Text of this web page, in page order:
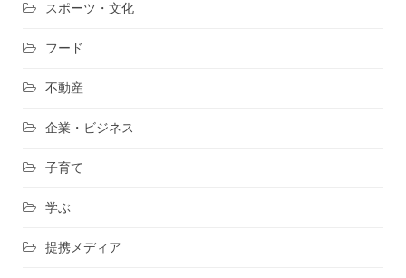
スポーツ・文化
フード
不動産
企業・ビジネス
子育て
学ぶ
提携メディア